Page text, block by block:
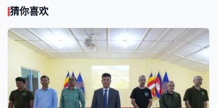
猜你喜欢